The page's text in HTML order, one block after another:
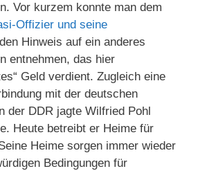
Vor kurzem konnte man dem
Offizier und seine
den Hinweis auf ein anderes
entnehmen, das hier
Geld verdient. Zugleich eine
mit der deutschen
der DDR jagte Wilfried Pohl
Heute betreibt er Heime für
Heime sorgen immer wieder
Bedingungen für